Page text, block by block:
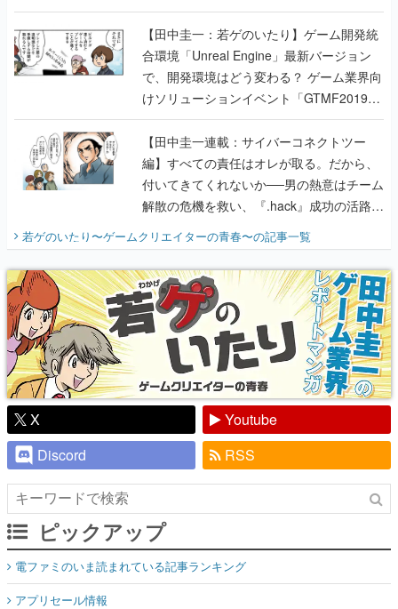
のいたり】
【田中圭一：若ゲのいたり】ゲーム開発統
合環境「Unreal Engine」最新バージョン
で、開発環境はどう変わる？ ゲーム業界向
けソリューションイベント「GTMF2019」
に行って、より理解を深めよう【PR】
【田中圭一連載：サイバーコネクトツー
編】すべての責任はオレが取る。だから、
付いてきてくれないか──男の熱意はチーム
解散の危機を救い、『.hack』成功の活路を
『少年ジャンプ』色だった【若ゲのいた
り】
若ゲのいたり〜ゲームクリエイターの青春〜の記事一覧
X
Youtube
Discord
RSS
ピックアップ
電ファミのいま読まれている記事ランキング
アプリセール情報